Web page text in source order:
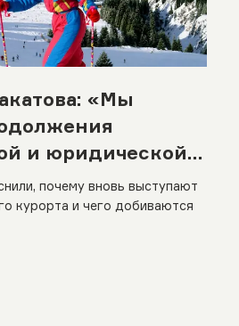
«Мы
и юридической
Жайляу»
почему вновь выступают
курорта и чего добиваются